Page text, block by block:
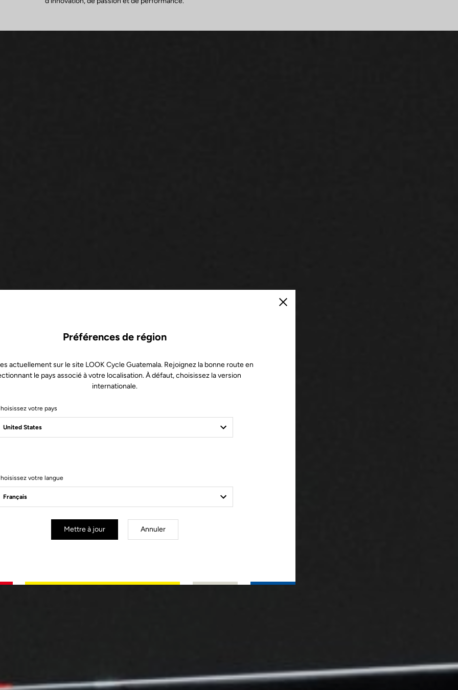
Fermer
Préférences de région
actuellement sur le site LOOK Cycle Guatemala. Rejoignez la bonne route en
le pays associé à votre localisation. À défaut, choisissez la version
internationale.
votre pays
votre langue
Mettre à jour Annuler